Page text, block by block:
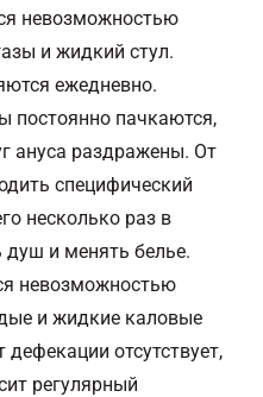
невозможностью
и жидкий стул.
ежедневно.
постоянно пачкаются,
ануса раздражены. От
специфический
несколько раз в
душ и менять белье.
невозможностью
и жидкие каловые
отсутствует,
регулярный